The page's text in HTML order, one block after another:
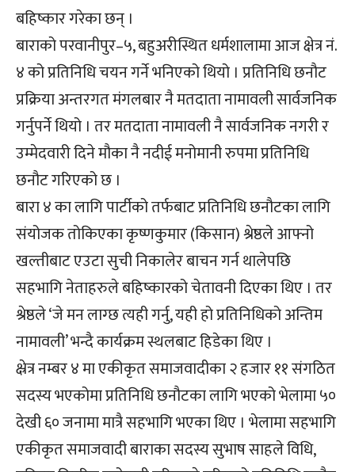
बहिष्कार गरेका छन् ।
बाराको परवानीपुर–५, बहुअरीस्थित धर्मशालामा आज क्षेत्र नं.
४ को प्रतिनिधि चयन गर्ने भनिएको थियो । प्रतिनिधि छनौट
प्रक्रिया अन्तरगत मंगलबार नै मतदाता नामावली सार्वजनिक
गर्नुपर्ने थियो । तर मतदाता नामावली नै सार्वजनिक नगरी र
उम्मेदवारी दिने मौका नै नदीई मनोमानी रुपमा प्रतिनिधि
छनौट गरिएको छ ।
बारा ४ का लागि पार्टीको तर्फबाट प्रतिनिधि छनौटका लागि
संयोजक तोकिएका कृष्णकुमार (किसान) श्रेष्ठले आफ्नो
खल्तीबाट एउटा सुची निकालेर बाचन गर्न थालेपछि
सहभागि नेताहरुले बहिष्कारको चेतावनी दिएका थिए । तर
श्रेष्ठले ‘जे मन लाग्छ त्यही गर्नु, यही हो प्रतिनिधिको अन्तिम
नामावली’ भन्दै कार्यक्रम स्थलबाट हिडेका थिए ।
क्ष्रेत्र नम्बर ४ मा एकीकृत समाजवादीका २ हजार ११ संगठित
सदस्य भएकोमा प्रतिनिधि छनौटका लागि भएको भेलामा ५०
देखी ६० जनामा मात्रै सहभागि भएका थिए । भेलामा सहभागि
एकीकृत समाजवादी बाराका सदस्य सुभाष साहले विधि,